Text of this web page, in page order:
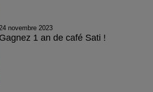
novembre 2023
Gagnez 1 an de café Sati !